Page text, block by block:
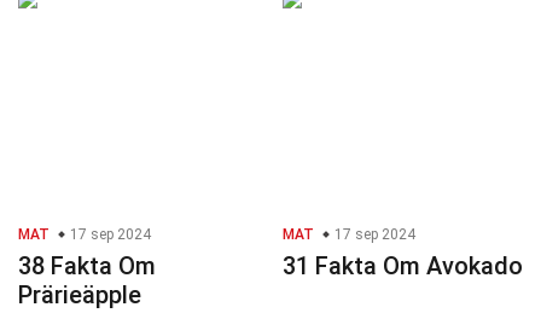
MAT 17 sep 2024
38 Fakta Om
Prärieäpple
MAT 17 sep 2024
31 Fakta Om Avokado